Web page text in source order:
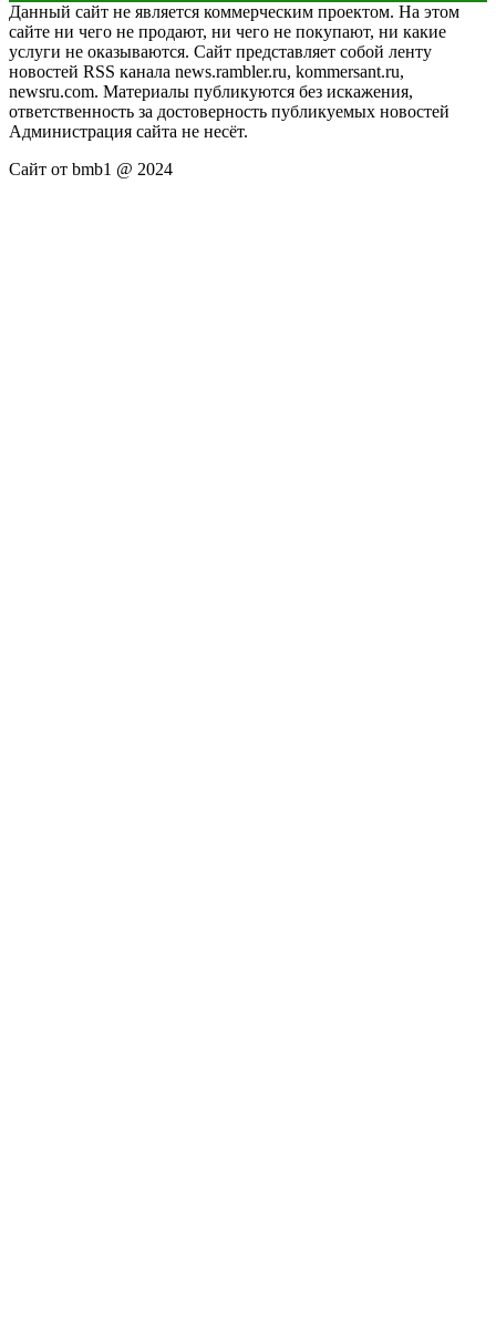
Данный сайт не является коммерческим проектом. На этом
сайте ни чего не продают, ни чего не покупают, ни какие
услуги не оказываются. Сайт представляет собой ленту
новостей RSS канала news.rambler.ru, kommersant.ru,
newsru.com. Материалы публикуются без искажения,
ответственность за достоверность публикуемых новостей
Администрация сайта не несёт.
Сайт от bmb1 @ 2024